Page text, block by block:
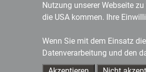
Nutzung unserer Webseite
die USA kommen. Ihre
Wenn Sie mit dem Einsatz
Datenverarbeitung und den